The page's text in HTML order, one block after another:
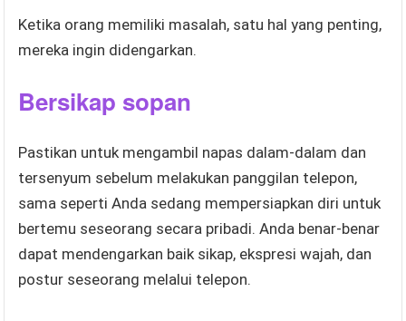
Ketika orang memiliki masalah, satu hal yang penting,
mereka ingin didengarkan.
Bersikap sopan
Pastikan untuk mengambil napas dalam-dalam dan
tersenyum sebelum melakukan panggilan telepon,
sama seperti Anda sedang mempersiapkan diri untuk
bertemu seseorang secara pribadi. Anda benar-benar
dapat mendengarkan baik sikap, ekspresi wajah, dan
postur seseorang melalui telepon.